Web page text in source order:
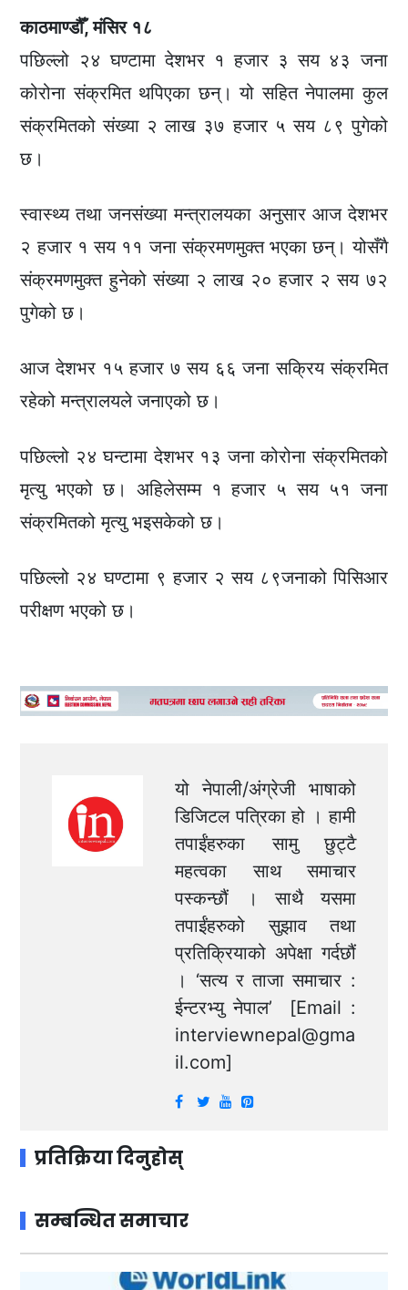
काठमाण्डौँ, मंसिर १८
पछिल्लो २४ घण्टामा देशभर १ हजार ३ सय ४३ जना
कोरोना संक्रमित थपिएका छन्। यो सहित नेपालमा कुल
संक्रमितको संख्या २ लाख ३७ हजार ५ सय ८९ पुगेको
छ।
स्वास्थ्य तथा जनसंख्या मन्त्रालयका अनुसार आज देशभर
२ हजार १ सय ११ जना संक्रमणमुक्त भएका छन्। योसँगै
संक्रमणमुक्त हुनेको संख्या २ लाख २० हजार २ सय ७२
पुगेको छ।
आज देशभर १५ हजार ७ सय ६६ जना सक्रिय संक्रमित
रहेको मन्त्रालयले जनाएको छ।
पछिल्लो २४ घन्टामा देशभर १३ जना कोरोना संक्रमितको
मृत्यु भएको छ। अहिलेसम्म १ हजार ५ सय ५१ जना
संक्रमितको मृत्यु भइसकेको छ।
पछिल्लो २४ घण्टामा ९ हजार २ सय ८९जनाको पिसिआर
परीक्षण भएको छ।
यो नेपाली/अंग्रेजी भाषाको
डिजिटल पत्रिका हो । हामी
तपाईंहरुका सामु छुट्टै
महत्वका साथ समाचार
पस्कन्छौं । साथै यसमा
तपाईंहरुको सुझाव तथा
प्रतिक्रियाको अपेक्षा गर्दछौं
। ‘सत्य र ताजा समाचार :
ईन्टरभ्यु नेपाल’ [Email :
interviewnepal@gma
il.com]
प्रतिक्रिया दिनुहोस्
सम्बन्धित समाचार